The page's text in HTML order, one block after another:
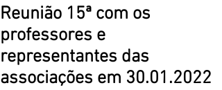
Reunião 15ª com os
professores e
representantes das
associações em 30.01.2022